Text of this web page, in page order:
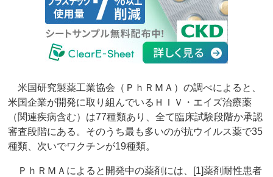
米国研究製薬工業協会（ＰｈＲＭＡ）の調べによると、
米国企業が開発に取り組んでいるＨＩＶ・エイズ治療薬
（関連疾病含む）は77種類あり、全て臨床試験段階か承認
審査段階にある。そのうち最も多いのが抗ウイルス薬で35
種類、次いでワクチンが19種類。
ＰｈＲＭＡによると開発中の薬剤には、[1]薬剤耐性患者